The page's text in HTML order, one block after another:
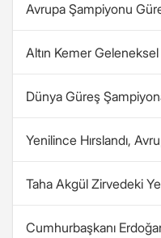
Avrupa Şampiyonu
Altın Kemer
Dünya Güreş
Yenilince Hırslandı,
Taha Akgül Zirvedeki
Cumhurbaşkanı